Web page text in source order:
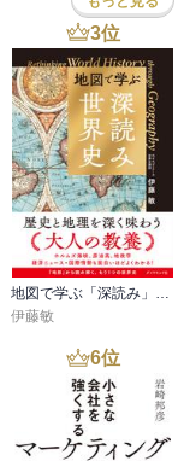
3位
地図で学ぶ「深読み」世界史
伊藤敏
6位